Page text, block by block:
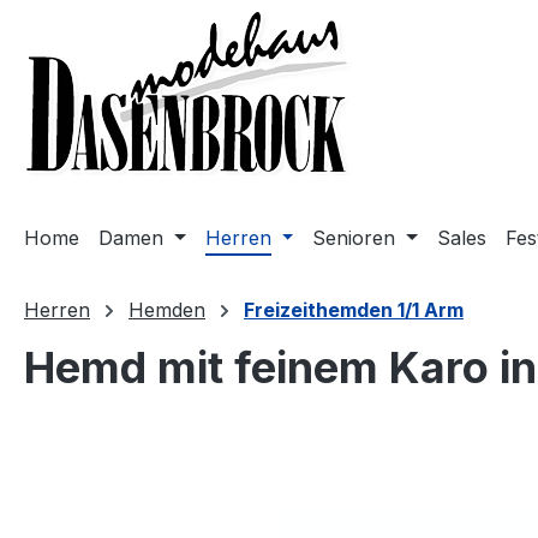
Hauptinhalt springen
Zur Hauptnavigation springen
Home Damen Herren Senioren Sales
Herren Hemden Freizeithemden 1/1 Arm
Hemd mit feinem Karo